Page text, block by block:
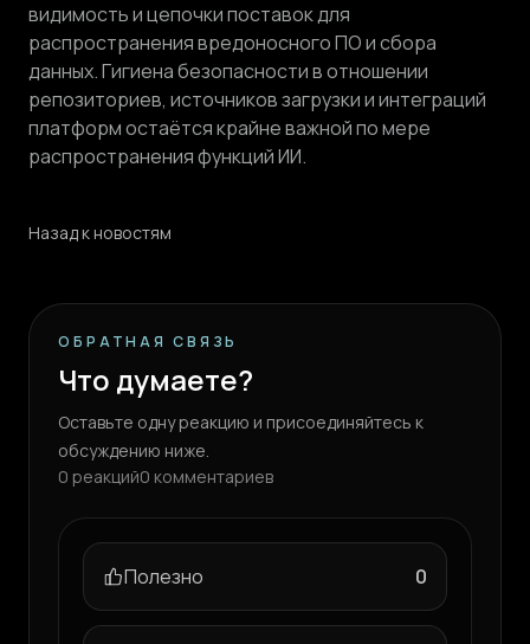
видимость и цепочки поставок для
распространения вредоносного ПО и сбора
данных. Гигиена безопасности в отношении
репозиториев, источников загрузки и интеграций
платформ остаётся крайне важной по мере
распространения функций ИИ.
Назад к новостям
ОБРАТНАЯ СВЯЗЬ
Что думаете?
Оставьте одну реакцию и присоединяйтесь к
обсуждению ниже.
0 реакций0 комментариев
Полезно 0